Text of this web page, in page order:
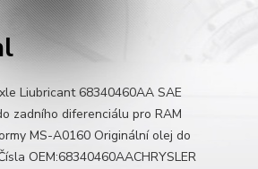
Liubricant 68340460AA SAE
zadního diferenciálu pro RAM
MS-A0160 Originální olej do
OEM:68340460AACHRYSLER